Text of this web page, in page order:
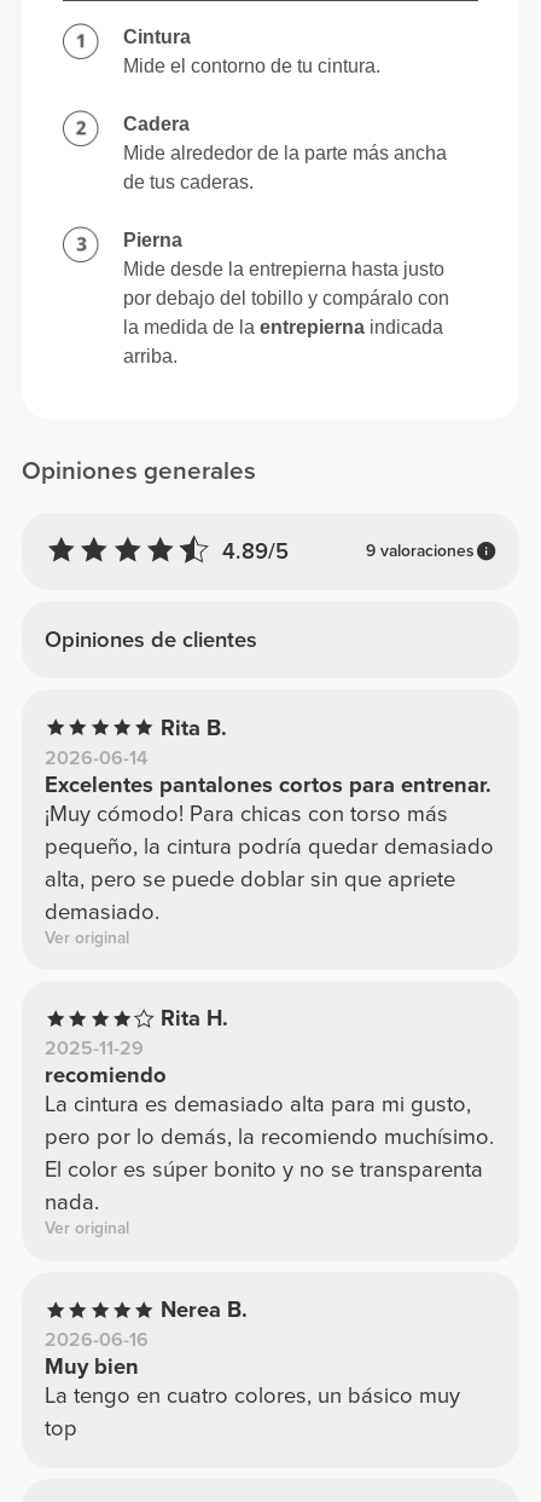
Opiniones generales
4.89/5 9 valoraciones
Opiniones de clientes
Rita B.
2026-06-14
Excelentes pantalones cortos para entrenar.
¡Muy cómodo! Para chicas con torso más
pequeño, la cintura podría quedar demasiado
alta, pero se puede doblar sin que apriete
demasiado.
Ver original
Rita H.
2025-11-29
recomiendo
La cintura es demasiado alta para mi gusto,
pero por lo demás, la recomiendo muchísimo.
El color es súper bonito y no se transparenta
nada.
Ver original
Nerea B.
2026-06-16
Muy bien
La tengo en cuatro colores, un básico muy
top
Cintura
Mide el contorno de tu cintura.
Cadera
Mide alrededor de la parte más ancha
de tus caderas.
Pierna
Mide desde la entrepierna hasta justo
por debajo del tobillo y compáralo con
la medida de laentrepierna indicada
arriba.